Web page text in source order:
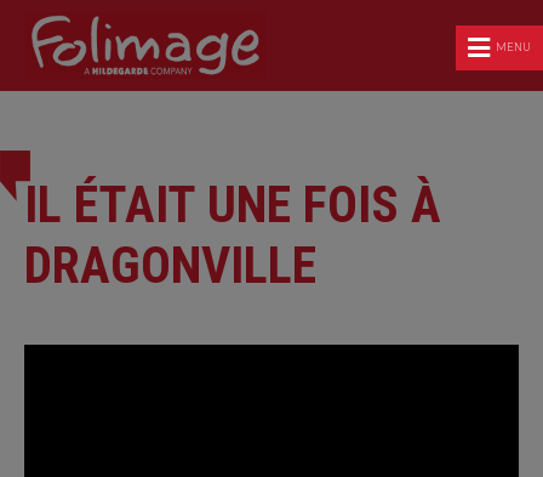
MENU
IL ÉTAIT UNE FOIS À
DRAGONVILLE